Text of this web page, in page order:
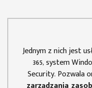
Jednym z nich jest
365, system
Security. Pozwala